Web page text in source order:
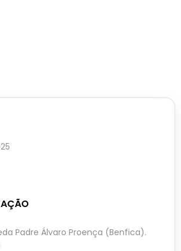
Padre Álvaro Proença (Benfica).